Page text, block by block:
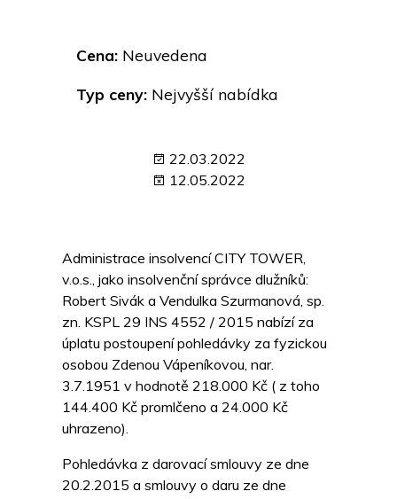
Cena: Neuvedena
Typ ceny: Nejvyšší nabídka
22.03.2022
12.05.2022
Administrace insolvencí CITY TOWER,
v.o.s., jako insolvenční správce dlužníků:
Robert Sivák a Vendulka Szurmanová, sp.
zn. KSPL 29 INS 4552 / 2015 nabízí za
úplatu postoupení pohledávky za fyzickou
osobou Zdenou Vápeníkovou, nar.
3.7.1951 v hodnotě 218.000 Kč ( z toho
144.400 Kč promlčeno a 24.000 Kč
uhrazeno).
Pohledávka z darovací smlouvy ze dne
20.2.2015 a smlouvy o daru ze dne